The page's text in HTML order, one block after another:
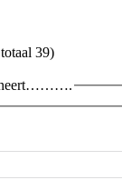
39)